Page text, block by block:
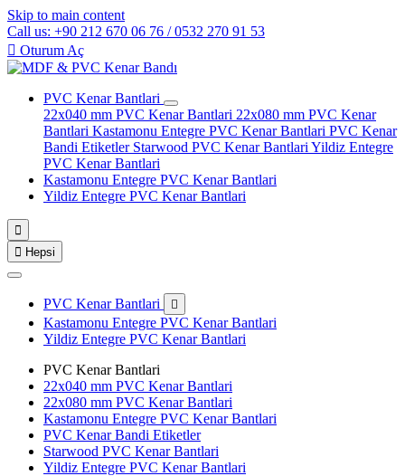
Skip to main content
Call us: +90 212 670 06 76 / 0532 270 91 53
 Oturum Aç
PVC Kenar Bantlari
22x040 mm PVC Kenar Bantlari 22x080 mm PVC Kenar
Bantlari Kastamonu Entegre PVC Kenar Bantlari PVC Kenar
Bandi Etiketler Starwood PVC Kenar Bantlari Yildiz Entegre
PVC Kenar Bantlari
Kastamonu Entegre PVC Kenar Bantlari
Yildiz Entegre PVC Kenar Bantlari

 Hepsi
PVC Kenar Bantlari 
Kastamonu Entegre PVC Kenar Bantlari
Yildiz Entegre PVC Kenar Bantlari
PVC Kenar Bantlari
22x040 mm PVC Kenar Bantlari
22x080 mm PVC Kenar Bantlari
Kastamonu Entegre PVC Kenar Bantlari
PVC Kenar Bandi Etiketler
Starwood PVC Kenar Bantlari
Yildiz Entegre PVC Kenar Bantlari